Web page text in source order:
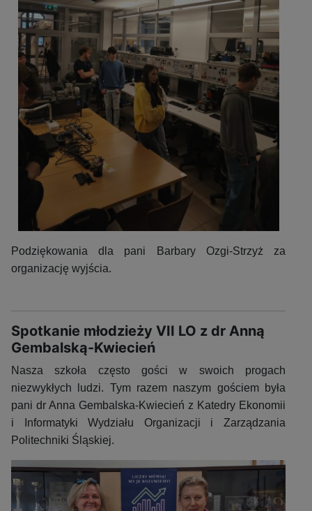
Podziękowania dla pani Barbary Ozgi-Strzyż za
organizację wyjścia.
Spotkanie młodzieży VII LO z dr Anną
Gembalską-Kwiecień
Nasza szkoła często gości w swoich progach
niezwykłych ludzi. Tym razem naszym gościem była
pani dr Anna Gembalska-Kwiecień z Katedry Ekonomii
i Informatyki Wydziału Organizacji i Zarządzania
Politechniki Śląskiej.